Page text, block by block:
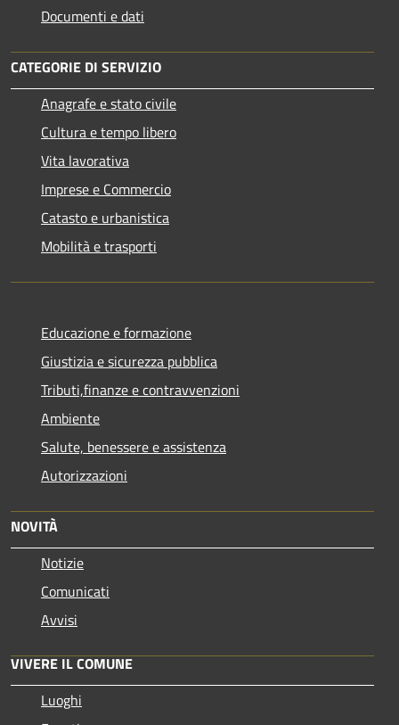
Documenti e dati
CATEGORIE DI SERVIZIO
Anagrafe e stato civile
Cultura e tempo libero
Vita lavorativa
Imprese e Commercio
Catasto e urbanistica
Mobilità e trasporti
Educazione e formazione
Giustizia e sicurezza pubblica
Tributi,finanze e contravvenzioni
Ambiente
Salute, benessere e assistenza
Autorizzazioni
NOVITÀ
Notizie
Comunicati
Avvisi
VIVERE IL COMUNE
Luoghi